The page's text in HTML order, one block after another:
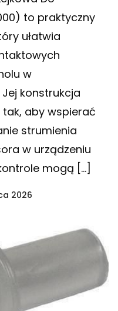
to praktyczny
ułatwia
w
konstrukcja
aby wspierać
strumienia
w urządzeniu
mogą […]
2026